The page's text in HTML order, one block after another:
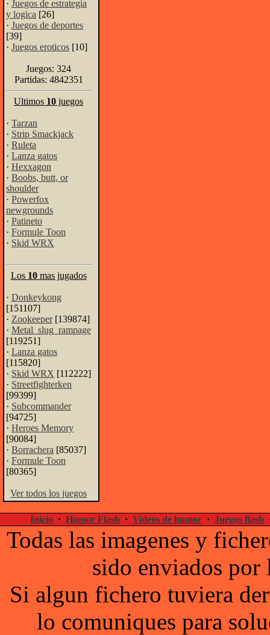
· Juegos de estrategia
y logica [26]
· Juegos de deportes
[39]
· Juegos eroticos [10]
Juegos: 324
Partidas: 4842351
Ultimos 10 juegos
· Tarzan
· Strip Smackjack
· Ruleta
· Lanza gatos
· Hexxagon
· Boobs, butt, or
shoulder
· Powerfox
newgrounds
· Patineto
· Formule Toon
· Skid WRX
Los 10mas jugados
· Donkeykong
[151107]
· Zookeeper[139874]
· Metal_slug_rampage
[119251]
· Lanza gatos
[115820]
· Skid WRX [112222]
· Streetfighterken
[99399]
· Subcommander
[94725]
· Heroes Memory
[90084]
· Borrachera [85037]
· Formule Toon
[80365]
Ver todos los juegos
Inicio · Humor Flash · Videos de humor · Juegos flash
Todas las imagenes y
sido enviados por
Si algun fichero tuviera
lo comuniques para